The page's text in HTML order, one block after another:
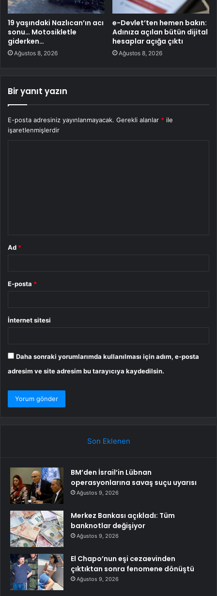
19 yaşındaki Nazlıcan’ın acı
sonu… Motosikletle
giderken…
Ağustos 8, 2026
e-Devlet’ten hemen bakın:
Adınıza açılan bütün dijital
hesaplar açığa çıktı
Ağustos 8, 2026
Bir yanıt yazın
E-posta adresiniz yayınlanmayacak. Gerekli alanlar * ile
işaretlenmişlerdir
Ad *
E-posta *
İnternet sitesi
Daha sonraki yorumlarımda kullanılması için adım, e-posta
adresim ve site adresim bu tarayıcıya kaydedilsin.
Son Eklenen
BM’den İsrail’in Lübnan
operasyonlarına savaş suçu uyarısı
Ağustos 9, 2026
Merkez Bankası açıkladı: Tüm
banknotlar değişiyor
Ağustos 9, 2026
El Chapo’nun eşi cezaevinden
çıktıktan sonra fenomene dönüştü
Ağustos 9, 2026